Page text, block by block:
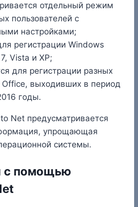
отдельный режим
пользователей с
настройками;
регистрации Windows
Vista и XP;
для регистрации разных
Office, выходивших в период
годы.
Net предусматривается
упрощающая
системы.
с помощью